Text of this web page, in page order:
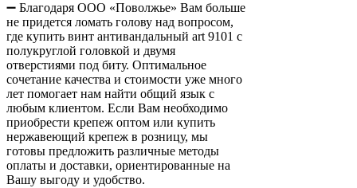
➖ Благодаря ООО «Поволжье» Вам больше
не придется ломать голову над вопросом,
где купить винт антивандальный art 9101 с
полукруглой головкой и двумя
отверстиями под биту. Оптимальное
сочетание качества и стоимости уже много
лет помогает нам найти общий язык с
любым клиентом. Если Вам необходимо
приобрести крепеж оптом или купить
нержавеющий крепеж в розницу, мы
готовы предложить различные методы
оплаты и доставки, ориентированные на
Вашу выгоду и удобство.